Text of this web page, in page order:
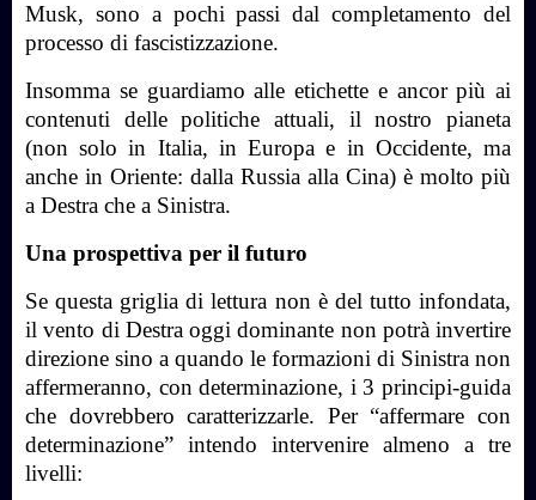
Musk, sono a pochi passi dal completamento del
processo di fascistizzazione.
Insomma se guardiamo alle etichette e ancor più ai
contenuti delle politiche attuali, il nostro pianeta
(non solo in Italia, in Europa e in Occidente, ma
anche in Oriente: dalla Russia alla Cina) è molto più
a Destra che a Sinistra.
Una prospettiva per il futuro
Se questa griglia di lettura non è del tutto infondata,
il vento di Destra oggi dominante non potrà invertire
direzione sino a quando le formazioni di Sinistra non
affermeranno, con determinazione, i 3 principi-guida
che dovrebbero caratterizzarle. Per “affermare con
determinazione” intendo intervenire almeno a tre
livelli: